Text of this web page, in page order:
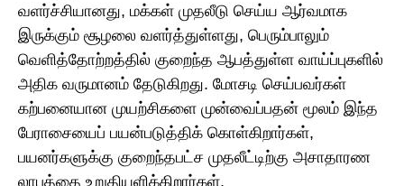
வளர்ச்சியானது, மக்கள் முதலீடு செய்ய ஆர்வமாக
இருக்கும் சூழலை வளர்த்துள்ளது, பெரும்பாலும்
வெளித்தோற்றத்தில் குறைந்த ஆபத்துள்ள வாய்ப்புகளில்
அதிக வருமானம் தேடுகிறது. மோசடி செய்பவர்கள்
கற்பனையான முயற்சிகளை முன்வைப்பதன் மூலம் இந்த
பேராசையைப் பயன்படுத்திக் கொள்கிறார்கள்,
பயனர்களுக்கு குறைந்தபட்ச முதலீட்டிற்கு அசாதாரண
லாபத்தை உறுதியளிக்கிறார்கள்.